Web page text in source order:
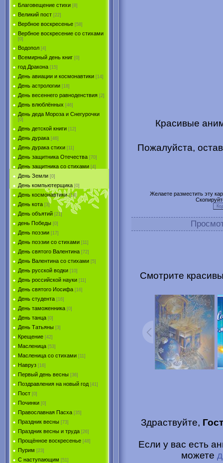
Благовещение стихи [8]
Великий пост [22]
Вербное воскресенье [58]
Вербное воскресение со стихами
[0]
Водопол [4]
Всемирный день книг [0]
год Дракона [15]
День авиации и космонавтики [14]
День астрологии [18]
День весеннего равноденствия [2]
День влюблённых [46]
День деда Мороза и Снегурочки
[0]
День детской книги [12]
День дурака [46]
День дурака стихи [11]
День защитника Отечества [70]
День защитника со стихами [4]
День Земли [0]
День компьютерщика [0]
День космонавтики [14]
День кота [3]
День объятий [21]
день Победы [0]
День поэзии [17]
День поэзии со стихами [11]
День святого Валентина [72]
День Валентина со стихами [5]
День русской водки [10]
День российской науки [11]
День святого Иосифа [16]
День студента [16]
День таможенника [0]
День танца [0]
День Татьяны [3]
Крещение [42]
Масленица [53]
Масленица со стихами [11]
Навруз [16]
Первый день весны [36]
Поздравления на новый год [41]
Пост [0]
Починки [0]
Православная Пасха [35]
Праздник весны [73]
Праздник весны и труда [26]
Прощённое воскресенье [48]
Пурим [23]
C наступающим [51]
Красивые
Пожалуйста,
Желаете разместить эту
Смотрите
Здраствуйте,
Если у вас есть
можете